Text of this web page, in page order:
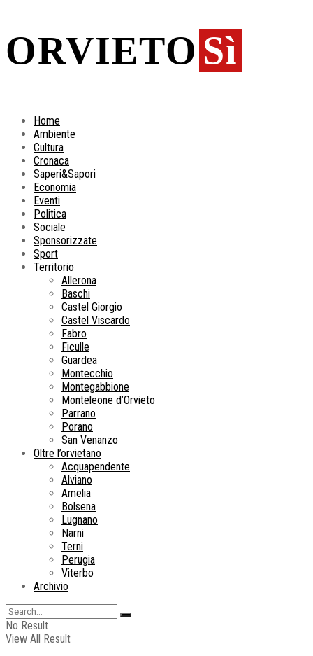
ORVIETO Sì
Home
Ambiente
Cultura
Cronaca
Saperi&Sapori
Economia
Eventi
Politica
Sociale
Sponsorizzate
Sport
Territorio
Allerona
Baschi
Castel Giorgio
Castel Viscardo
Fabro
Ficulle
Guardea
Montecchio
Montegabbione
Monteleone d’Orvieto
Parrano
Porano
San Venanzo
Oltre l’orvietano
Acquapendente
Alviano
Amelia
Bolsena
Lugnano
Narni
Terni
Perugia
Viterbo
Archivio
No Result
View All Result